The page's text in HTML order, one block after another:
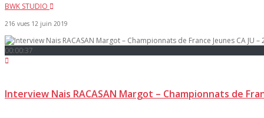
BWK STUDIO
216 vues 12 juin 2019
00:00:37
Interview Nais RACASAN Margot – Championnats de